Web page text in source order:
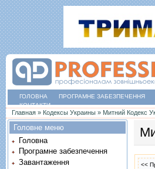
ГОЛОВНА ПРОГРАМНЕ ЗАБЕЗПЕЧЕННЯ
КОНТАКТИ
Ви є тут
Главная » Кодексы Украины » Митний Кодекс
<<
Головне меню
Головна
Програмне забезпечення
Завантаження